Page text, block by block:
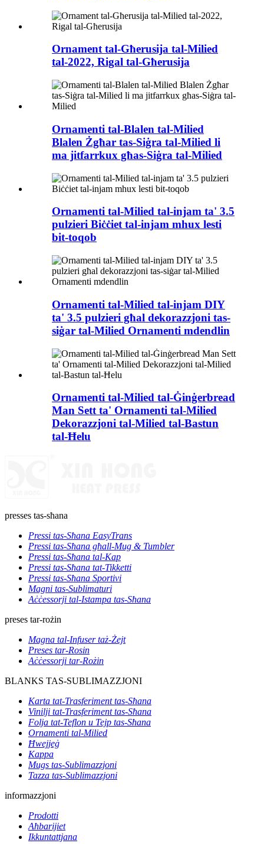
Ornament tal-Għerusija tal-Milied
tal-2022, Rigal tal-Għerusija
Ornamenti tal-Blalen tal-Milied
Blalen Żgħar tas-Siġra tal-Milied li
ma jitfarrkux għas-Siġra tal-Milied
Ornamenti tal-Milied tal-injam ta' 3.5
pulzieri Biċċiet tal-injam mhux lesti
bit-toqob
Ornamenti tal-Milied tal-injam DIY
ta' 3.5 pulzieri għal dekorazzjoni tas-
siġar tal-Milied Ornamenti mdendlin
Ornamenti tal-Milied tal-Ġinġerbread
Man Sett ta' Ornamenti tal-Milied
Dekorazzjoni tal-Milied tal-Bastun
tal-Ħelu
presses tas-sħana
Pressi tas-Sħana EasyTrans
Pressi tas-Sħana għall-Mug & Tumbler
Pressi tas-Sħana tal-Kap
Pressi tas-Sħana tat-Tikketti
Pressi tas-Sħana Sportivi
Magni tas-Sublimaturi
Aċċessorji tal-Istampa tas-Sħana
preses tar-rożin
Magna tal-Infuser taż-Żejt
Preses tar-Rosin
Aċċessorji tar-Rożin
BLANKS TAS-SUBLIMAZZJONI
Karta tat-Trasferiment tas-Sħana
Vinilji tat-Trasferiment tas-Sħana
Folja tat-Teflon u Tejp tas-Sħana
Ornamenti tal-Milied
Ħwejjeġ
Kappa
Mugs tas-Sublimazzjoni
Tazza tas-Sublimazzjoni
informazzjoni
Prodotti
Aħbarijiet
Ikkuntattjana